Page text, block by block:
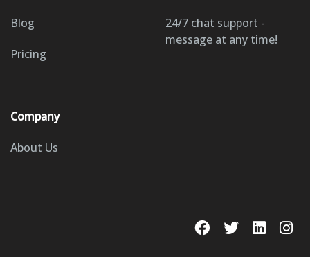
Blog
Pricing
Company
About Us
24/7 chat support -
message at any time!